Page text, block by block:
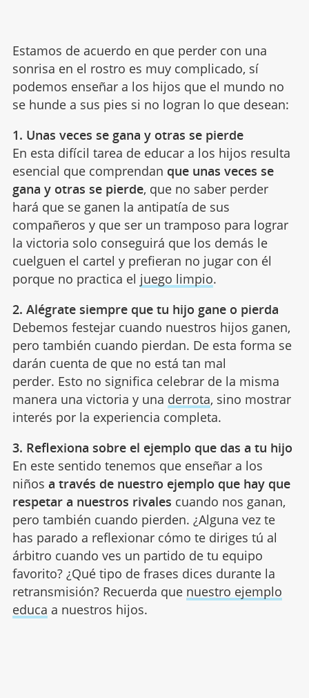
Estamos de acuerdo en que perder con una
sonrisa en el rostro es muy complicado, sí
podemos enseñar a los hijos que el mundo no
se hunde a sus pies si no logran lo que desean:
1. Unas veces se gana y otras se pierde
En esta difícil tarea de educar a los hijos resulta
esencial que comprendan que unas veces se
gana y otras se pierde, que no saber perder
hará que se ganen la antipatía de sus
compañeros y que ser un tramposo para lograr
la victoria solo conseguirá que los demás le
cuelguen el cartel y prefieran no jugar con él
porque no practica el juego limpio.
2. Alégrate siempre que tu hijo gane o pierda
Debemos festejar cuando nuestros hijos ganen,
pero también cuando pierdan. De esta forma se
darán cuenta de que no está tan mal
perder. Esto no significa celebrar de la misma
manera una victoria y una derrota, sino mostrar
interés por la experiencia completa.
3. Reflexiona sobre el ejemplo que das a tu hijo
En este sentido tenemos que enseñar a los
niños a través de nuestro ejemplo que hay que
respetar a nuestros rivales cuando nos ganan,
pero también cuando pierden. ¿Alguna vez te
has parado a reflexionar cómo te diriges tú al
árbitro cuando ves un partido de tu equipo
favorito? ¿Qué tipo de frases dices durante la
retransmisión? Recuerda que nuestro ejemplo
educa a nuestros hijos.